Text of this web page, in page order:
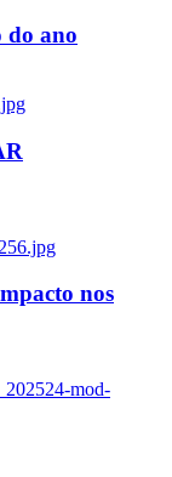
do ano
nos
mod-